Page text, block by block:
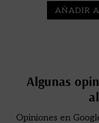
AÑADIR
Algunas
Opiniones en